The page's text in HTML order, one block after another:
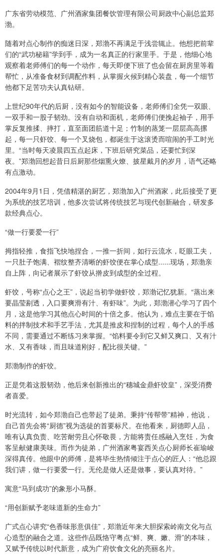
广东省劳动模范、广州酒家集团餐饮管理有限公司厨政中心副总监郑
渤。
随着对点心制作的痴迷日深，郑渤不再满足于浅尝辄止。他想把前辈
们的“武功秘籍”学到手，成为一名真正的行家里手。于是，他细心地
观察着老师傅们的每一个动作，每天即便下班了也会留在厨房里等着
帮忙，从准备食材到调配作料，从掌握火候到精心装盘，每一个细节
他都下足苦功夫认真钻研。
上世纪90年代的后厨，没有如今的智能设备，老师傅们全凭一双眼、
一双手和一股子韧劲。没有自动和面机，老师傅们便挽起袖子，用手
掌反复推揉、摔打，直至面团筋道十足；竹制的蒸笼一层层高高摞
起，每一只虾饺、每一个叉烧包，都诞生于这滚烫而喧闹的手工时光
里。“当时每天凌晨四五点起床，下班后研究菜品，还要忙到深
夜。”郑渤回想起昔日后厨那些烟熏火燎、披星戴月的岁月，语气还略
有点激动。
2004年9月1日，凭借精湛的厨艺，郑渤加入广州酒家，此后接受了更
为系统的技艺培训，他多次尝试将传统技艺与现代创新融合，研发多
款经典点心。
“做一行要爱一行”
拇指轻推，食指飞快地捏合，一推一折间，如行云流水，眨眼工夫，
一只肚子饱满、褶纹整齐清晰的虾饺便在掌心成型......现场，郑渤亲
自上阵，向记者展示了虾饺从擀皮到成型的全过程。
虾饺，号称“点心之王”，说起当初学做虾饺，郑渤记忆犹新。“蒸出来
要晶莹剔透，入口要爽滑有汁、有虾味”。为此，郑渤潜心学习了四个
月，这是他学习其他点心时间的十倍之多。他认为，难点主要在于馅
料的拌制技术和手艺手法，尤其是推皮和捏制的过程，每个人的手感
不同，需要通过不断练习来掌握。“馅料要令到它又鲜又爽口、又有汁
水、又有香味，而且味道刚好，配比很关键。”
郑渤制作的虾饺。
正是凭着这股韧劲，他后来创新推出的“穗城金鼎虾饺皇”，深受消费
者喜爱。
时光流转，如今郑渤自己也带起了徒弟。秉持“传帮带”精神，他说，
自己首先会将“厨德”视为选徒的首要标尺。在他看来，厨德即人品，
唯有认真负责、吃苦耐劳且心怀敬畏，方能将责任感融入烹饪，为食
客呈献健康美味。而作为徒弟，广州酒家粤宴西关点心厨师长崔瑜峻
深得真传。他眼中的师傅，是将毕生热情倾注于点心的匠人：“他总跟
我们讲，做一行要爱一行。无伦是做人还是做事，要认真对待。”
寓意“马到成功”的象形小马酥。
“用创新赋予老味道新的生命力”
广式点心讲究“色香味形意俱佳”，郑渤近年来大胆探索岭南文化与点
心造型的融合之道。这些作品既恪守粤点“鲜、爽、嫩、滑”的本味，
又赋予传统以时代新意，成为广府饮食文化的亮丽名片。